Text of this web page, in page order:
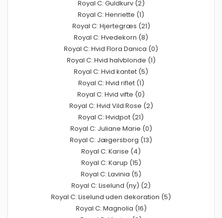
Royal C: Guldkurv (2)
Royal C: Henriette (1)
Royal C: Hjertegræs (21)
Royal C: Hvedekorn (8)
Royal C: Hvid Flora Danica (0)
Royal C: Hvid halvblonde (1)
Royal C: Hvid kantet (5)
Royal C: Hvid riflet (1)
Royal C: Hvid vifte (0)
Royal C: Hvid Vild Rose (2)
Royal C: Hvidpot (21)
Royal C: Juliane Marie (0)
Royal C: Jægersborg (13)
Royal C: Karise (4)
Royal C: Karup (15)
Royal C: Lavinia (5)
Royal C: Liselund (ny) (2)
Royal C: Liselund uden dekoration (5)
Royal C: Magnolia (16)